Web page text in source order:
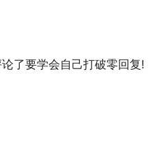
了要学会自己打破零回复!